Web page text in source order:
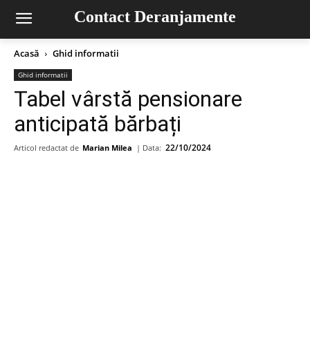
Contact Deranjamente
Acasă Ghid informatii
Ghid informatii
Tabel vârstă pensionare
anticipată bărbați
Articol redactat de Marian Milea | Data: 22/10/2024